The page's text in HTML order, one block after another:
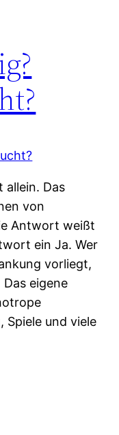
allein. Das
von
Antwort weißt
ein Ja. Wer
vorliegt,
eigene
Spiele und viele